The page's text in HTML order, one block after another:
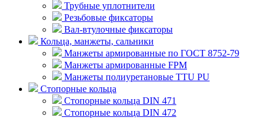
Трубные уплотнители
Резьбовые фиксаторы
Вал-втулочные фиксаторы
Кольца, манжеты, сальники
Манжеты армированные по ГОСТ 8752-79
Манжеты армированные FPM
Манжеты полиуретановые TTU PU
Стопорные кольца
Стопорные кольца DIN 471
Стопорные кольца DIN 472